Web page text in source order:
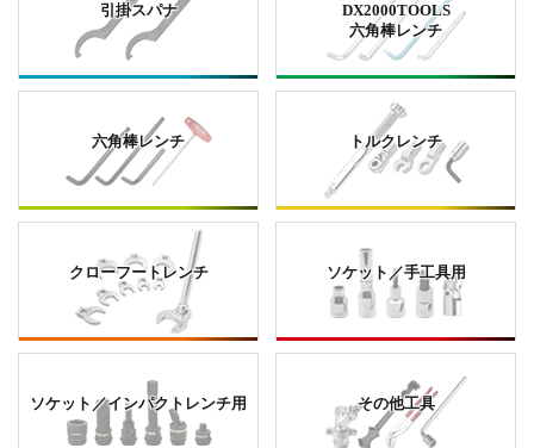
引掛スパナ
DX2000TOOLS
六角棒レンチ
六角棒レンチ トルクレンチ
クローフートレンチ ソケット／手工具用
ソケット／インパクトレンチ用 その他工具